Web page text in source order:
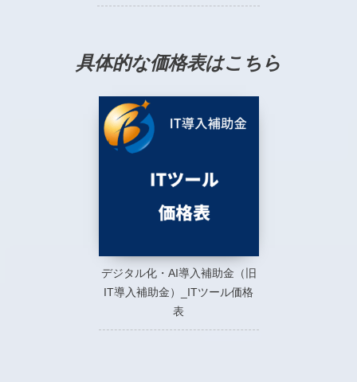
具体的な価格表はこちら
デジタル化・AI導入補助金（旧
IT導入補助金）_ITツール価格
表